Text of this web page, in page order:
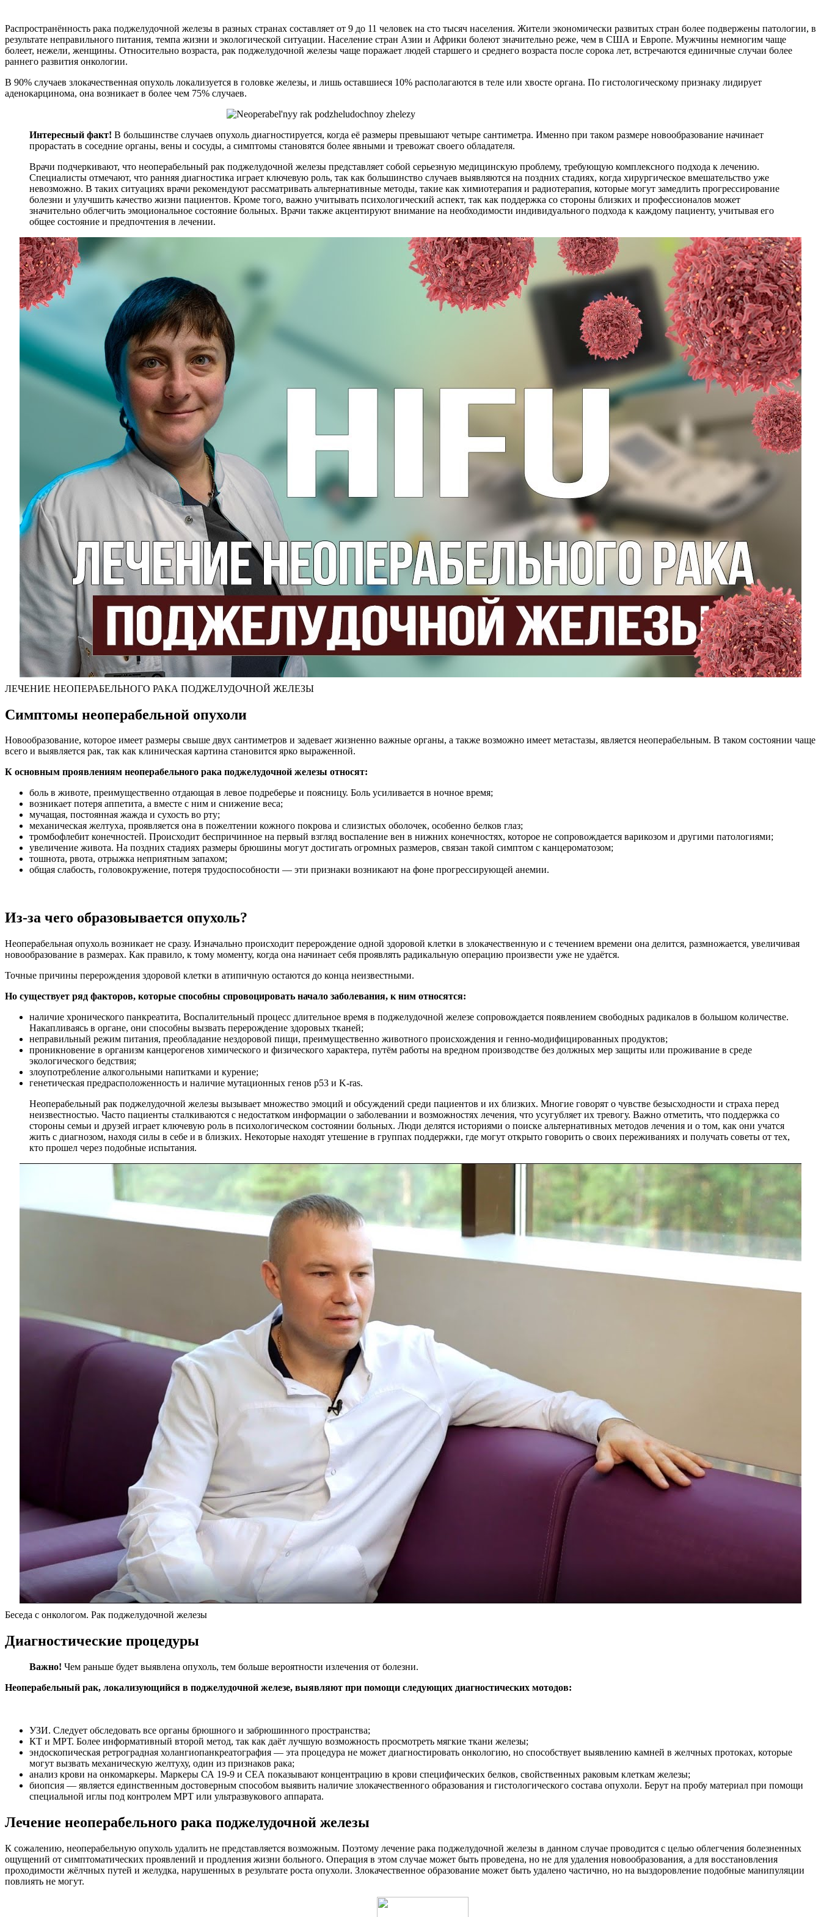
Распространённость рака поджелудочной железы в разных странах составляет от 9 до 11 человек на сто тысяч населения. Жители экономически развитых стран более подвержены патологии, в
результате неправильного питания, темпа жизни и экологической ситуации. Население стран Азии и Африки болеют значительно реже, чем в США и Европе. Мужчины немногим чаще
болеет, нежели, женщины. Относительно возраста, рак поджелудочной железы чаще поражает людей старшего и среднего возраста после сорока лет, встречаются единичные случаи более
раннего развития онкологии.
В 90% случаев злокачественная опухоль локализуется в головке железы, и лишь оставшиеся 10% располагаются в теле или хвосте органа. По гистологическому признаку лидирует
аденокарцинома, она возникает в более чем 75% случаев.
Интересный факт! В большинстве случаев опухоль диагностируется, когда её размеры превышают четыре сантиметра. Именно при таком размере новообразование начинает
прорастать в соседние органы, вены и сосуды, а симптомы становятся более явными и тревожат своего обладателя.
Врачи подчеркивают, что неоперабельный рак поджелудочной железы представляет собой серьезную медицинскую проблему, требующую комплексного подхода к лечению.
Специалисты отмечают, что ранняя диагностика играет ключевую роль, так как большинство случаев выявляются на поздних стадиях, когда хирургическое вмешательство уже
невозможно. В таких ситуациях врачи рекомендуют рассматривать альтернативные методы, такие как химиотерапия и радиотерапия, которые могут замедлить прогрессирование
болезни и улучшить качество жизни пациентов. Кроме того, важно учитывать психологический аспект, так как поддержка со стороны близких и профессионалов может
значительно облегчить эмоциональное состояние больных. Врачи также акцентируют внимание на необходимости индивидуального подхода к каждому пациенту, учитывая его
общее состояние и предпочтения в лечении.
ЛЕЧЕНИЕ НЕОПЕРАБЕЛЬНОГО РАКА ПОДЖЕЛУДОЧНОЙ ЖЕЛЕЗЫ
Симптомы неоперабельной опухоли
Новообразование, которое имеет размеры свыше двух сантиметров и задевает жизненно важные органы, а также возможно имеет метастазы, является неоперабельным. В таком состоянии чаще
всего и выявляется рак, так как клиническая картина становится ярко выраженной.
К основным проявлениям неоперабельного рака поджелудочной железы относят:
боль в животе, преимущественно отдающая в левое подреберье и поясницу. Боль усиливается в ночное время;
возникает потеря аппетита, а вместе с ним и снижение веса;
мучащая, постоянная жажда и сухость во рту;
механическая желтуха, проявляется она в пожелтении кожного покрова и слизистых оболочек, особенно белков глаз;
тромбофлебит конечностей. Происходит беспричинное на первый взгляд воспаление вен в нижних конечностях, которое не сопровождается варикозом и другими патологиями;
увеличение живота. На поздних стадиях размеры брюшины могут достигать огромных размеров, связан такой симптом с канцероматозом;
тошнота, рвота, отрыжка неприятным запахом;
общая слабость, головокружение, потеря трудоспособности — эти признаки возникают на фоне прогрессирующей анемии.
Из-за чего образовывается опухоль?
Неоперабельная опухоль возникает не сразу. Изначально происходит перерождение одной здоровой клетки в злокачественную и с течением времени она делится, размножается, увеличивая
новообразование в размерах. Как правило, к тому моменту, когда она начинает себя проявлять радикальную операцию произвести уже не удаётся.
Точные причины перерождения здоровой клетки в атипичную остаются до конца неизвестными.
Но существует ряд факторов, которые способны спровоцировать начало заболевания, к ним относятся:
наличие хронического панкреатита, Воспалительный процесс длительное время в поджелудочной железе сопровождается появлением свободных радикалов в большом количестве.
Накапливаясь в органе, они способны вызвать перерождение здоровых тканей;
неправильный режим питания, преобладание нездоровой пищи, преимущественно животного происхождения и генно-модифицированных продуктов;
проникновение в организм канцерогенов химического и физического характера, путём работы на вредном производстве без должных мер защиты или проживание в среде
экологического бедствия;
злоупотребление алкогольными напитками и курение;
генетическая предрасположенность и наличие мутационных генов р53 и K-ras.
Неоперабельный рак поджелудочной железы вызывает множество эмоций и обсуждений среди пациентов и их близких. Многие говорят о чувстве безысходности и страха перед
неизвестностью. Часто пациенты сталкиваются с недостатком информации о заболевании и возможностях лечения, что усугубляет их тревогу. Важно отметить, что поддержка со
стороны семьи и друзей играет ключевую роль в психологическом состоянии больных. Люди делятся историями о поиске альтернативных методов лечения и о том, как они учатся
жить с диагнозом, находя силы в себе и в близких. Некоторые находят утешение в группах поддержки, где могут открыто говорить о своих переживаниях и получать советы от тех,
кто прошел через подобные испытания.
Беседа с онкологом. Рак поджелудочной железы
Диагностические процедуры
Важно! Чем раньше будет выявлена опухоль, тем больше вероятности излечения от болезни.
Неоперабельный рак, локализующийся в поджелудочной железе, выявляют при помощи следующих диагностических мотодов:
УЗИ. Следует обследовать все органы брюшного и забрюшинного пространства;
КТ и МРТ. Более информативный второй метод, так как даёт лучшую возможность просмотреть мягкие ткани железы;
эндоскопическая ретроградная холангиопанкреатография — эта процедура не может диагностировать онкологию, но способствует выявлению камней в желчных протоках, которые
могут вызвать механическую желтуху, один из признаков рака;
анализ крови на онкомаркеры. Маркеры СА 19-9 и СЕА показывают концентрацию в крови специфических белков, свойственных раковым клеткам железы;
биопсия — является единственным достоверным способом выявить наличие злокачественного образования и гистологического состава опухоли. Берут на пробу материал при помощи
специальной иглы под контролем МРТ или ультразвукового аппарата.
Лечение неоперабельного рака поджелудочной железы
К сожалению, неоперабельную опухоль удалить не представляется возможным. Поэтому лечение рака поджелудочной железы в данном случае проводится с целью облегчения болезненных
ощущений от симптоматических проявлений и продления жизни больного. Операция в этом случае может быть проведена, но не для удаления новообразования, а для восстановления
проходимости жёлчных путей и желудка, нарушенных в результате роста опухоли. Злокачественное образование может быть удалено частично, но на выздоровление подобные манипуляции
повлиять не могут.